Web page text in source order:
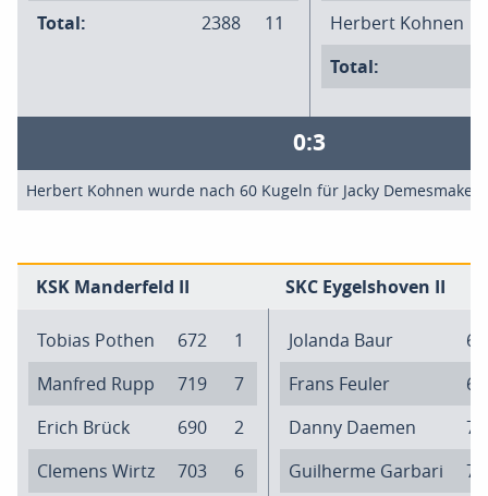
Total:
2388 11
Herbert Kohnen
Total:
0:3
Herbert Kohnen wurde nach 60 Kugeln für Jacky Demesmaker
KSK Manderfeld II SKC Eygelshoven II
Tobias Pothen 672
1
Manfred Rupp
719
7
Erich Brück
690
2
Clemens Wirtz
703
6
Jolanda Baur
Frans Feuler
Danny Daemen
Guilherme Garbari